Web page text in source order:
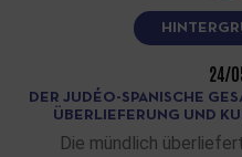
24/
DER JUDÉO-SPANISCHE
ÜBERLIEFERUNG UND
Die mündlich